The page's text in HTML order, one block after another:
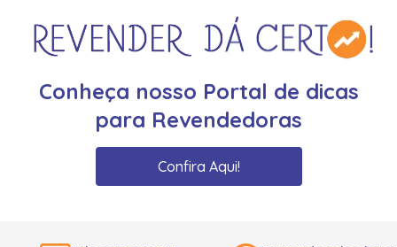
Conheça nosso Portal de dicas
para Revendedoras
Confira Aqui!